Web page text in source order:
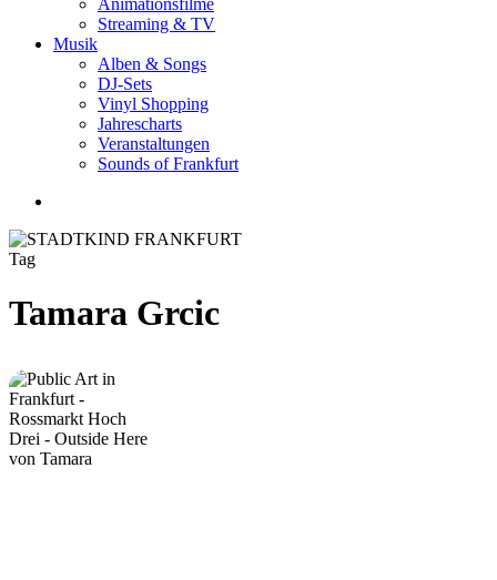
Animationsfilme
Streaming & TV
Musik
Alben & Songs
DJ-Sets
Vinyl Shopping
Jahrescharts
Veranstaltungen
Sounds of Frankfurt
Tag
Tamara Grcic